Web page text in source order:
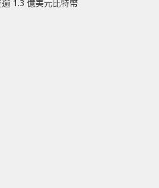
1.3 億美元比特幣